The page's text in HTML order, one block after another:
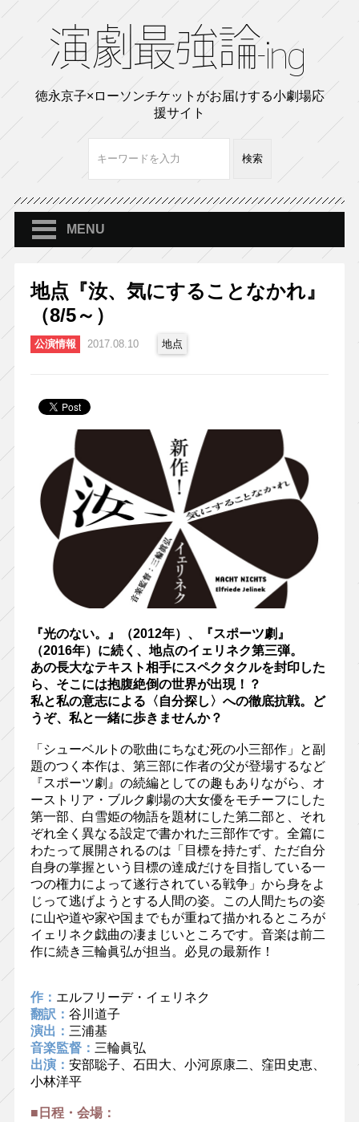
徳永京子×ローソンチケットがお届けする小劇場応
援サイト
MENU
地点『汝、気にすることなかれ』
（8/5～）
公演情報 2017.08.10 地点
『光のない。』（2012年）、『スポーツ劇』
（2016年）に続く、地点のイェリネク第三弾。
あの長大なテキスト相手にスペクタクルを封印した
ら、そこには抱腹絶倒の世界が出現！？
私と私の意志による〈自分探し〉への徹底抗戦。ど
うぞ、私と一緒に歩きませんか？
「シューベルトの歌曲にちなむ死の小三部作」と副
題のつく本作は、第三部に作者の父が登場するなど
『スポーツ劇』の続編としての趣もありながら、オ
ーストリア・ブルク劇場の大女優をモチーフにした
第一部、白雪姫の物語を題材にした第二部と、それ
ぞれ全く異なる設定で書かれた三部作です。全篇に
わたって展開されるのは「目標を持たず、ただ自分
自身の掌握という目標の達成だけを目指している一
つの権力によって遂行されている戦争」から身をよ
じって逃げようとする人間の姿。この人間たちの姿
に山や道や家や国までもが重ねて描かれるところが
イェリネク戯曲の凄まじいところです。音楽は前二
作に続き三輪眞弘が担当。必見の最新作！
作： エルフリーデ・イェリネク
翻訳： 谷川道子
演出： 三浦基
音楽監督： 三輪眞弘
出演： 安部聡子、石田大、小河原康二、窪田史恵、
小林洋平
■日程・会場：